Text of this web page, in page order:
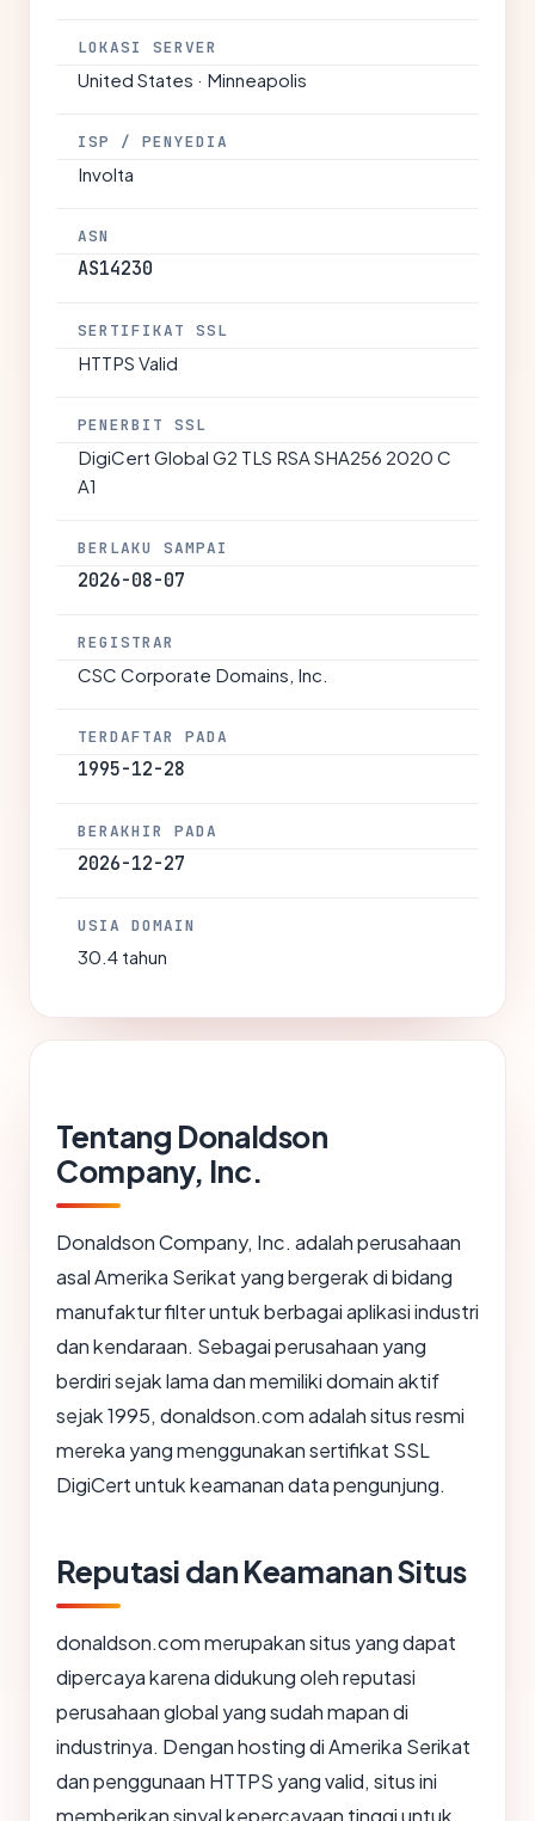
LOKASI SERVER
United States · Minneapolis
ISP / PENYEDIA
Involta
ASN
AS14230
SERTIFIKAT SSL
HTTPS Valid
PENERBIT SSL
DigiCert Global G2 TLS RSA SHA256 2020 C
A1
BERLAKU SAMPAI
2026-08-07
REGISTRAR
CSC Corporate Domains, Inc.
TERDAFTAR PADA
1995-12-28
BERAKHIR PADA
2026-12-27
USIA DOMAIN
30.4 tahun
Tentang Donaldson
Company, Inc.
Donaldson Company, Inc. adalah perusahaan
asal Amerika Serikat yang bergerak di bidang
manufaktur filter untuk berbagai aplikasi industri
dan kendaraan. Sebagai perusahaan yang
berdiri sejak lama dan memiliki domain aktif
sejak 1995, donaldson.com adalah situs resmi
mereka yang menggunakan sertifikat SSL
DigiCert untuk keamanan data pengunjung.
Reputasi dan Keamanan Situs
donaldson.com merupakan situs yang dapat
dipercaya karena didukung oleh reputasi
perusahaan global yang sudah mapan di
industrinya. Dengan hosting di Amerika Serikat
dan penggunaan HTTPS yang valid, situs ini
memberikan sinyal kepercayaan tinggi untuk